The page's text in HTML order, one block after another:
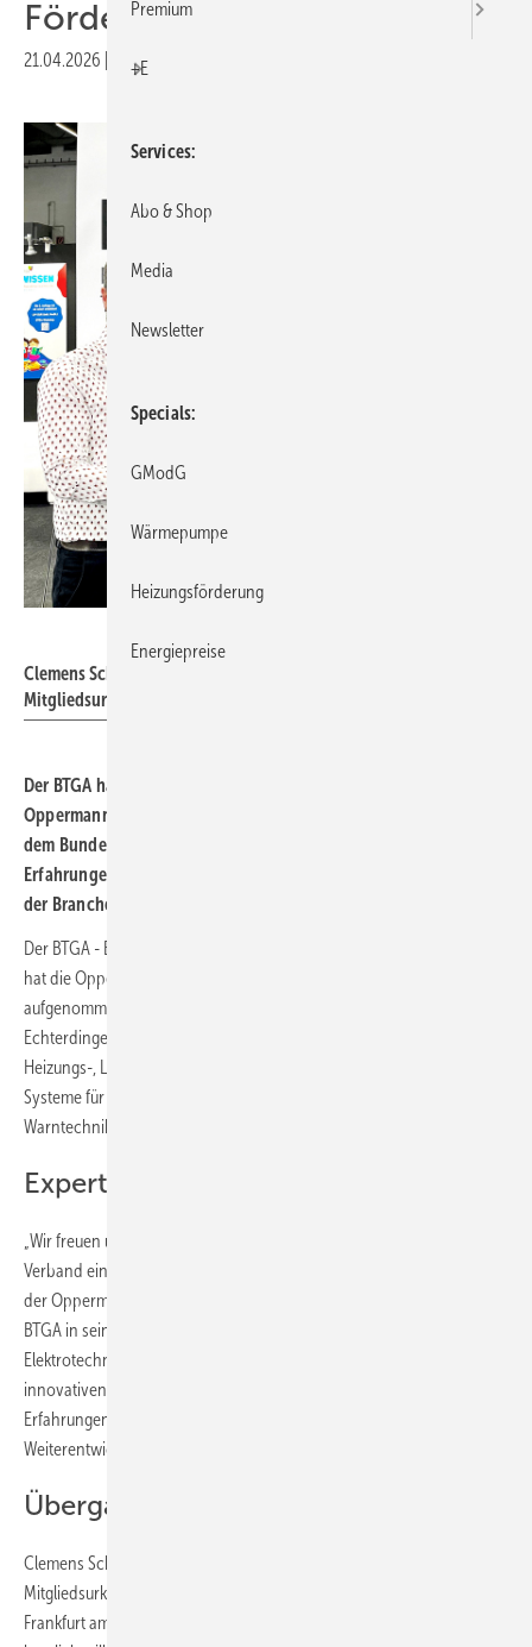
Förder­mitglied
21.04.2026 Druckvorschau
Clemens Schickel (re.) überreicht Marco Zorcic die BTGA-
Mitgliedsurkunde.
Der BTGA hat ein neues Fördermitglied gewonnen: Die
Oppermann Regelgeräte GmbH aus Leinfelden-Echterdingen tritt
dem Bundesindustrieverband bei. Das Unternehmen will seine
Erfahrungen in Sensorik und Brandschutz zur Weiterentwicklung
der Branche beitragen.
Der BTGA - Bundesindustrieverband Technische Gebäudeausrüstung
hat die Oppermann Regelgeräte GmbH als neues Fördermitglied
aufgenommen. Das Familienunternehmen mit Sitz in Leinfelden-
Echterdingen entwickelt, produziert und liefert Sensorik für die
Heizungs-, Lüftungs- und Klimatechnik sowie Komponenten und
Systeme für den Brandschutz und die Gas- und Kohlenstoffmonoxid-
Warntechnik.
Expertise einbringen
„Wir freuen uns, Fördermitglied des BTGA zu sein und uns aktiv in den
Verband einzubringen“, sagte Marco Zorcic, Geschäftsführer Technik
der Oppermann Regelgeräte GmbH. „Zahlreiche Themen, die der
BTGA in seinen Fachbereichen Gebäudetechnik, Kältetechnik und
Elektrotechnik aktiv vorantreibt, passen zu den von uns entwickelten,
innovativen Lösungen. Hier möchten wir unsere Expertise und unsere
Erfahrungen in die Verbandsarbeit einbringen und zur
Weiterentwicklung der Branche beitragen."
Übergabe auf der Light + Building
Clemens Schickel, Geschäftsführer Technik des BTGA, überreichte die
Mitgliedsurkunde Mitte März im Rahmen der Messe Light + Building in
Frankfurt am Main. „Wir heißen die Oppermann Regelgeräte GmbH
Premium
+E
Services
Abo & Shop
Media
Newsletter
Specials
GModG
Wärmepumpe
Heizungsförderung
Energiepreise